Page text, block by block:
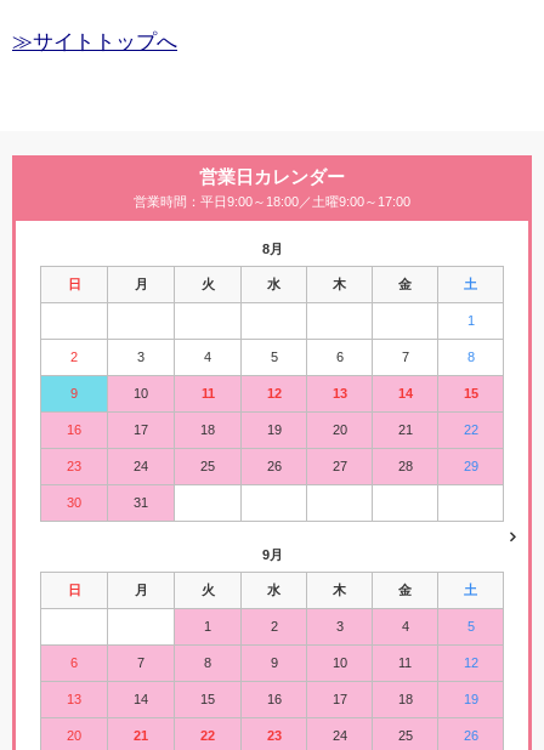
≫サイトトップへ
営業日カレンダー
営業時間：平日9:00～18:00／土曜9:00～17:00
8月
日 月 火 水 木 金 土
1
2 3 4 5 6 7 8
9 10 11 12 13 14 15
16 17 18 19 20 21 22
23 24 25 26 27 28 29
30 31
9月
日 月 火 水 木 金 土
1 2 3 4 5
6 7 8 9 10 11 12
13 14 15 16 17 18 19
20 21 22 23 24 25 26